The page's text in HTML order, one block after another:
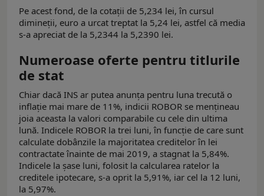
Pe acest fond, de la cotații de 5,234 lei, în cursul
dimineții, euro a urcat treptat la 5,24 lei, astfel că media
s-a apreciat de la 5,2344 la 5,2390 lei.
Numeroase oferte pentru titlurile
de stat
Chiar dacă INS ar putea anunța pentru luna trecută o
inflație mai mare de 11%, indicii ROBOR se mențineau
joia aceasta la valori comparabile cu cele din ultima
lună. Indicele ROBOR la trei luni, în funcţie de care sunt
calculate dobânzile la majoritatea creditelor în lei
contractate înainte de mai 2019, a stagnat la 5,84%.
Indicele la șase luni, folosit la calcularea ratelor la
creditele ipotecare, s-a oprit la 5,91%, iar cel la 12 luni,
la 5,97%.